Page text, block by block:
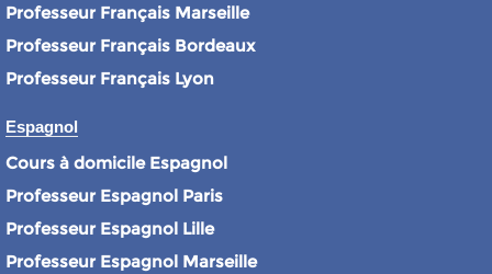
Professeur Français Marseille
Professeur Français Bordeaux
Professeur Français Lyon
Espagnol
Cours à domicile Espagnol
Professeur Espagnol Paris
Professeur Espagnol Lille
Professeur Espagnol Marseille